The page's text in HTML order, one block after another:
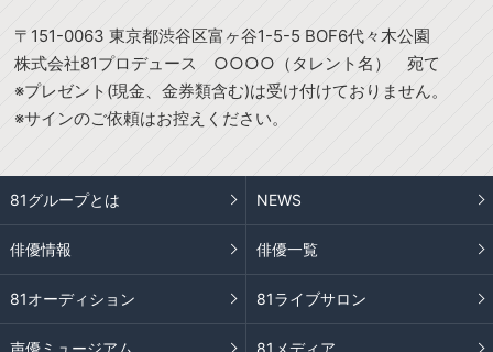
〒151-0063 東京都渋谷区富ヶ谷1-5-5 BOF6代々木公園
株式会社81プロデュース ○○○○（タレント名） 宛て
※プレゼント(現金、金券類含む)は受け付けておりません。
※サインのご依頼はお控えください。
81グループとは NEWS
俳優情報 俳優一覧
81オーディション 81ライブサロン
声優ミュージアム 81メディア